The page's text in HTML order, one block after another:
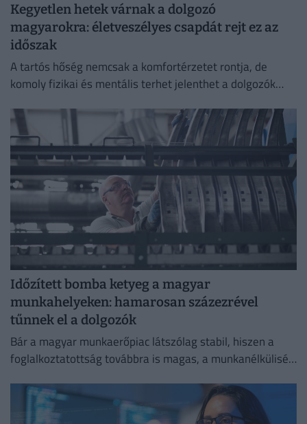
Kegyetlen hetek várnak a dolgozó
magyarokra: életveszélyes csapdát rejt ez az
időszak
A tartós hőség nemcsak a komfortérzetet rontja, de
komoly fizikai és mentális terhet jelenthet a dolgozók
Időzített bomba ketyeg a magyar
munkahelyeken: hamarosan százezrével
tűnnek el a dolgozók
Bár a magyar munkaerőpiac látszólag stabil, hiszen a
foglalkoztatottság továbbra is magas, a munkanélküliség